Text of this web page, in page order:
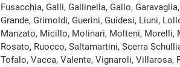
Fusacchia, Galli, Gallinella, Gallo,
Grande, Grimoldi, Guerini, Guidesi, Liuni,
Manzato, Micillo, Molinari, Molteni, Morelli,
Rosato, Ruocco, Saltamartini, Scerra
Tofalo, Vacca, Valente, Vignaroli,